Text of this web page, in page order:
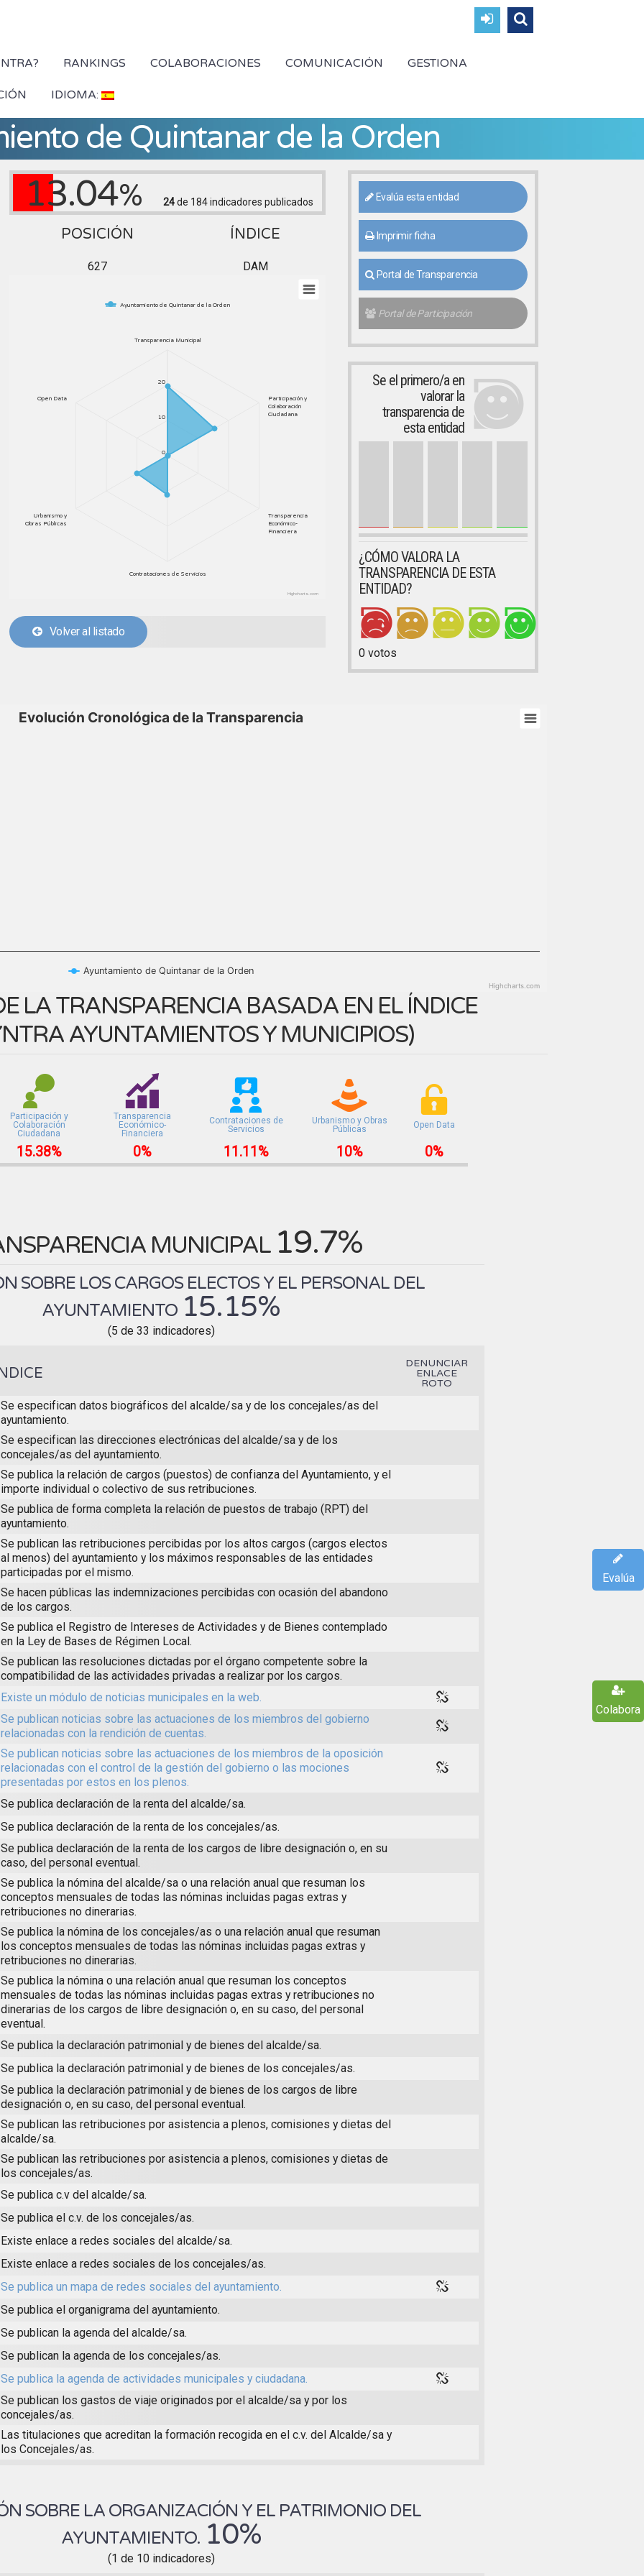
RANKINGS COLABORACIONES COMUNICACIÓN GESTIONA
IDIOMA:
de Quintanar de la Orden
13.04% 24de 184indicadores publicados
POSICIÓN ÍNDICE
627 DAM
Ayuntamiento de Quintanar de la Orden
Transparencia Municipal
Participación y
Colaboración
Ciudadana
Transparencia
Económico-
Financiera
Contrataciones de Servicios
Urbanismo y
Obras Públicas
Open Data
0
10
20
Highcharts.com
Volver al listado
Evalúa esta entidad
Imprimir ficha
Portal de Transparencia
Portal de Participación
Se el primero/a en
valorar la
transparencia de
esta entidad
¿CÓMO VALORA LA
TRANSPARENCIA DE ESTA
ENTIDAD?
0votos
Evolución Cronológica de la Transparencia
Ayuntamiento de Quintanar de la Orden
Highcharts.com
LA TRANSPARENCIA BASADA EN EL ÍNDICE
AYUNTAMIENTOS Y MUNICIPIOS)
Participación y
Colaboración
Ciudadana
15.38%
Transparencia
Económico-
Financiera
0%
Contrataciones de
Servicios
11.11%
Urbanismo y Obras
Públicas
10%
Open Data
0%
MUNICIPAL 19.7%
SOBRE LOS CARGOS ELECTOS Y EL PERSONAL DEL
AYUNTAMIENTO 15.15%
(5 de 33 indicadores)
DENUNCIAR
ENLACE
ROTO
Se especifican datos biográficos del alcalde/sa y de los concejales/as del
ayuntamiento.
Se especifican las direcciones electrónicas del alcalde/sa y de los
concejales/as del ayuntamiento.
Se publica la relación de cargos (puestos) de confianza del Ayuntamiento, y el
importe individual o colectivo de sus retribuciones.
Se publica de forma completa la relación de puestos de trabajo (RPT) del
ayuntamiento.
Se publican las retribuciones percibidas por los altos cargos (cargos electos
al menos) del ayuntamiento y los máximos responsables de las entidades
participadas por el mismo.
Se hacen públicas las indemnizaciones percibidas con ocasión del abandono
de los cargos.
Se publica el Registro de Intereses de Actividades y de Bienes contemplado
en la Ley de Bases de Régimen Local.
Se publican las resoluciones dictadas por el órgano competente sobre la
compatibilidad de las actividades privadas a realizar por los cargos.
Existe un módulo de noticias municipales en la web.
Se publican noticias sobre las actuaciones de los miembros del gobierno
relacionadas con la rendición de cuentas.
Se publican noticias sobre las actuaciones de los miembros de la oposición
relacionadas con el control de la gestión del gobierno o las mociones
presentadas por estos en los plenos.
Se publica declaración de la renta del alcalde/sa.
Se publica declaración de la renta de los concejales/as.
Se publica declaración de la renta de los cargos de libre designación o, en su
caso, del personal eventual.
Se publica la nómina del alcalde/sa o una relación anual que resuman los
conceptos mensuales de todas las nóminas incluidas pagas extras y
retribuciones no dinerarias.
Se publica la nómina de los concejales/as o una relación anual que resuman
los conceptos mensuales de todas las nóminas incluidas pagas extras y
retribuciones no dinerarias.
Se publica la nómina o una relación anual que resuman los conceptos
mensuales de todas las nóminas incluidas pagas extras y retribuciones no
dinerarias de los cargos de libre designación o, en su caso, del personal
eventual.
Se publica la declaración patrimonial y de bienes del alcalde/sa.
Se publica la declaración patrimonial y de bienes de los concejales/as.
Se publica la declaración patrimonial y de bienes de los cargos de libre
designación o, en su caso, del personal eventual.
Se publican las retribuciones por asistencia a plenos, comisiones y dietas del
alcalde/sa.
Se publican las retribuciones por asistencia a plenos, comisiones y dietas de
los concejales/as.
Se publica c.v del alcalde/sa.
Se publica el c.v. de los concejales/as.
Existe enlace a redes sociales del alcalde/sa.
Existe enlace a redes sociales de los concejales/as.
Se publica un mapa de redes sociales del ayuntamiento.
Se publica el organigrama del ayuntamiento.
Se publican la agenda del alcalde/sa.
Se publican la agenda de los concejales/as.
Se publica la agenda de actividades municipales y ciudadana.
Se publican los gastos de viaje originados por el alcalde/sa y por los
concejales/as.
Las titulaciones que acreditan la formación recogida en el c.v. del Alcalde/sa y
los Concejales/as.
SOBRE LA ORGANIZACIÓN Y EL PATRIMONIO DEL
AYUNTAMIENTO. 10%
(1 de 10 indicadores)
Evalúa
Colabora